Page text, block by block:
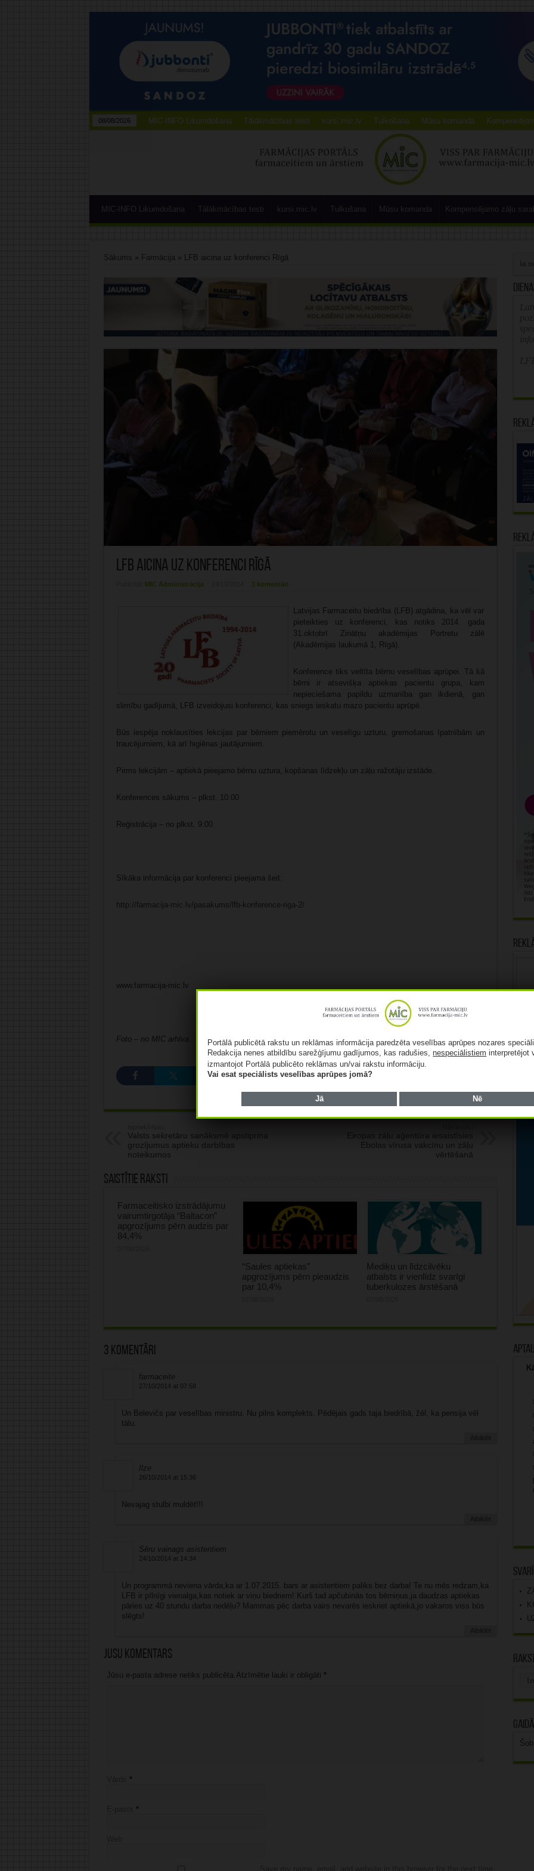
08/08/2026 MIC-INFO Likumdošana Tālākmācības testi kursi.mic.lv Tulkošana Mūsu komanda
MIC-INFO Likumdošana Tālākmācības testi kursi.mic.lv Tulkošana Mūsu komanda Kompensējamo zāļu
Sākums » Farmācija» LFB aicina uz konferenci Rīgā
LFB aicina uz konferenci Rīgā
MIC Administrācija 3 komentāri
Latvijas Farmaceitu biedrība (LFB) atgādina, ka vēl var
pieteikties uz konferenci, kas notiks 2014. gada
31.oktobrī Zinātņu akadēmijas Portretu zālē
(Akadēmijas laukumā 1, Rīgā).
Konference tiks veltīta bērnu veselības aprūpei. Tā kā
bērni ir atsevišķa aptiekas pacientu grupa, kam
nepieciešama papildu uzmanība gan ikdienā, gan
slimību gadījumā, LFB izveidojusi konferenci, kas sniegs ieskatu mazo pacientu aprūpē.
Būs iespēja noklausīties lekcijas par bērniem piemērotu un veselīgu uzturu, gremošanas īpatnībām un
traucējumiem, kā arī higiēnas jautājumiem.
Pirms lekcijām – aptiekā pieejamo bērnu uztura, kopšanas līdzekļu un zāļu ražotāju izstāde.
Konferences sākums – plkst. 10:00
Reģistrācija – no plkst. 9:00
Sīkāka informācija par konferenci pieejama šeit:
http://farmacija-mic.lv/pasakums/lfb-konference-riga-2/
www.farmacija-mic.lv
Foto – no MIC arhīva.
Patīk
Valsts sekretāru sanāksmē apstiprina
grozījumus aptieku darbības
noteikumos
Eiropas zāļu aģentūra iesaistīsies
Ebolas vīrusa vakcīnu un zāļu
vērtēšanā
Saistītie raksti
Farmaceitisko izstrādājumu
vairumtirgotāja “Baltacon”
apgrozījums pērn audzis par
84,4%
“Saules aptiekas”
apgrozījums pērn pieaudzis
par 10,4%
Mediķu un līdzcilvēku
atbalsts ir vienlīdz svarīgi
tuberkulozes ārstēšanā
3 komentāri
farmaceite
27/10/2014 at 07:58
Un Belevičs par veselības ministru. Nu pilns komplekts. Pēdējais gads taja biedrībā, žēl, ka pensija vēl
tālu.
Atbildēt
Ilze
26/10/2014 at 15:36
Nevajag stulbi muldēt!!!
Atbildēt
Sēru vainags asistentiem
24/10/2014 at 14:34
Un programmā neviena vārda,ka ar 1.07.2015. bars ar asistentiem paliks bez darba! Te nu mēs redzam,ka
LFB ir pīlnīgi vienalga,kas notiek ar viņu biedriem! Kurš tad apčubinās tos bērniņus,ja daudzas aptiekas
pāries uz 40 stundu darba nedēļu? Mammas pēc darba vairs nevarēs ieskriet aptiekā,jo vakaros viss būs
slēgts!
Atbildēt
Jūsu komentārs
Jūsu e-pasta adrese netiks publicēta.Atzīmētie lauki ir obligāti *
*
*
Portālā publicētā rakstu un reklāmas informācija paredzēta veselības aprūpes nozares
Redakcija nenes atbildību sarežģījumu gadījumos, kas radušies,nespeciālistiem interpretējot
izmantojot Portālā publicēto reklāmas un/vai rakstu informāciju.
Vai esat speciālists veselības aprūpes jomā?
Jā Nē